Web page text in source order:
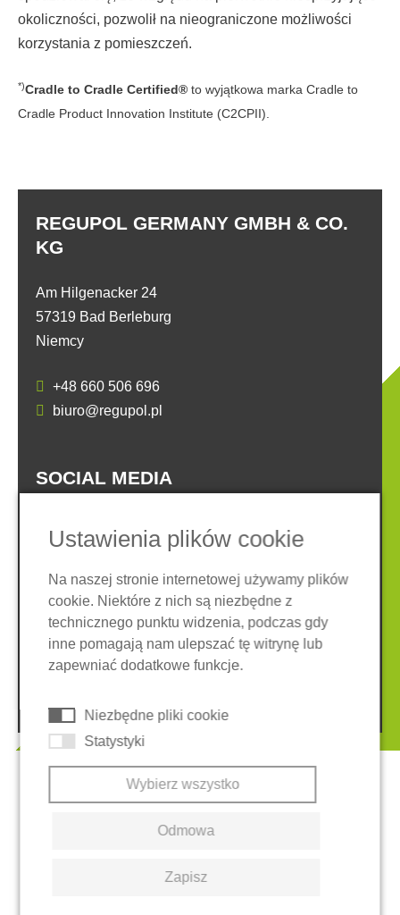
okoliczności, pozwolił na nieograniczone możliwości
korzystania z pomieszczeń.
*)Cradle to Cradle Certified® to wyjątkowa marka Cradle to
Cradle Product Innovation Institute (C2CPII).
REGUPOL GERMANY GMBH & CO.
KG
Am Hilgenacker 24
57319 Bad Berleburg
Niemcy
+48 660 506 696
biuro@regupol.pl
SOCIAL MEDIA
Nota prawna
Ochrona danych
Ogólne warunki
System zgłaszania nieprawidłowości
Ciasteczka
Ustawienia plików cookie
Na naszej stronie internetowej używamy plików
cookie. Niektóre z nich są niezbędne z
technicznego punktu widzenia, podczas gdy
inne pomagają nam ulepszać tę witrynę lub
zapewniać dodatkowe funkcje.
Niezbędne pliki cookie
Statystyki
Wybierz wszystko
Odmowa
Zapisz